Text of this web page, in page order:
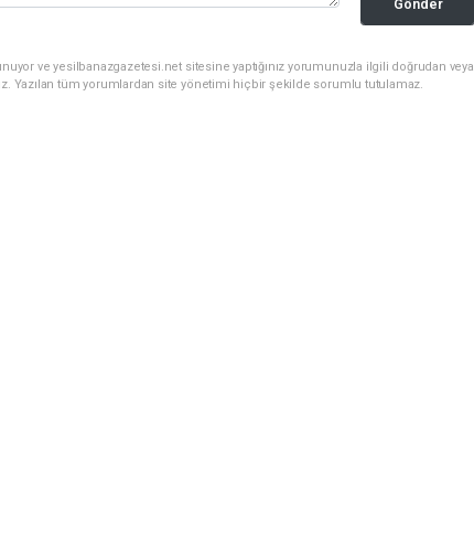
Gönder
ve yesilbanazgazetesi.net sitesine yaptığınız yorumunuzla ilgili doğrudan veya
Yazılan tüm yorumlardan site yönetimi hiçbir şekilde sorumlu tutulamaz.